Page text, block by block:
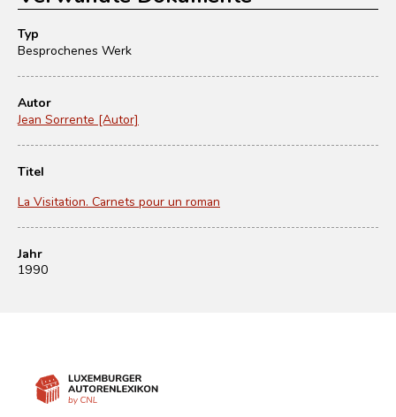
Typ
Besprochenes Werk
Autor
Jean Sorrente [Autor]
Titel
La Visitation. Carnets pour un roman
Jahr
1990